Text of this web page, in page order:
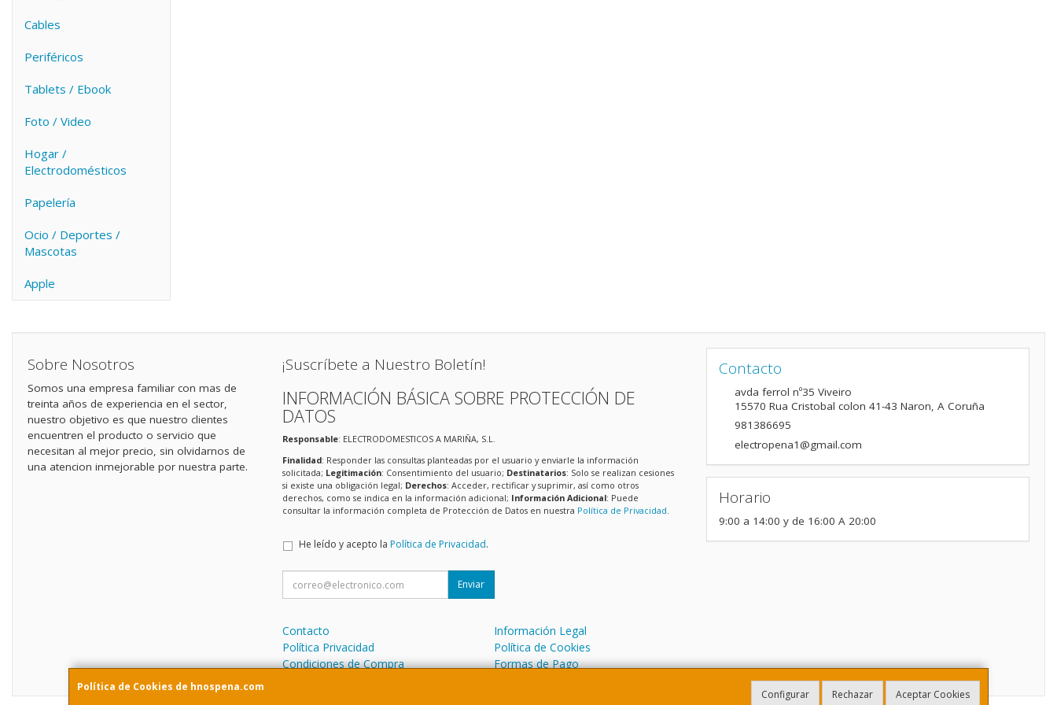
Cables
Periféricos
Tablets / Ebook
Foto / Video
Hogar /
Electrodomésticos
Papelería
Ocio / Deportes /
Mascotas
Apple
Política de Cookies de hnospena.com
Configurar Rechazar Aceptar Cookies
Sobre Nosotros
Somos una empresa familiar con mas de
treinta años de experiencia en el sector,
nuestro objetivo es que nuestro clientes
encuentren el producto o servicio que
necesitan al mejor precio, sin olvidarnos de
una atencion inmejorable por nuestra parte.
¡Suscríbete a Nuestro Boletín!
INFORMACIÓN BÁSICA SOBRE PROTECCIÓN DE
DATOS
Responsable: ELECTRODOMESTICOS A MARIÑA, S.L.
Finalidad: Responder las consultas planteadas por el usuario y enviarle la información
solicitada; Legitimación: Consentimiento del usuario; Destinatarios: Solo se realizan cesiones
si existe una obligación legal; Derechos: Acceder, rectificar y suprimir, así como otros
derechos, como se indica en la información adicional; Información Adicional: Puede
consultar la información completa de Protección de Datos en nuestra Política de Privacidad
He leído y acepto la Política de Privacidad.
Enviar
Contacto
Información Legal
Política Privacidad
Política de Cookies
Condiciones de Compra
Formas de Pago
Contacto
avda ferrol nº35 Viveiro
15570 Rua Cristobal colon 41-43 Naron A Coruña
981386695
electropena1@gmail.com
Horario
9:00 a 14:00 y de 16:00 A 20:00